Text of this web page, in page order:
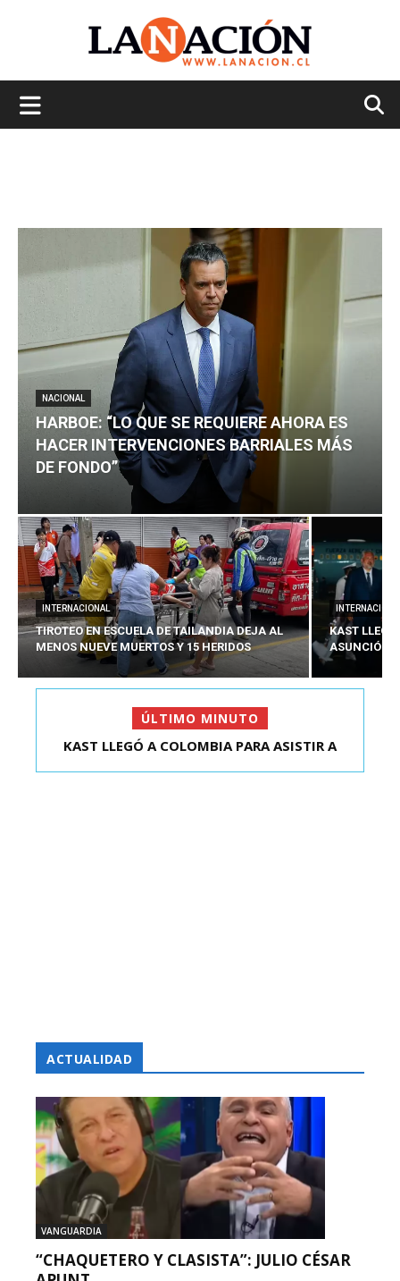
NACIONAL
HARBOE: “LO QUE SE REQUIERE AHORA ES
HACER INTERVENCIONES BARRIALES MÁS
DE FONDO”
INTERNACIONAL
TIROTEO EN ESCUELA DE TAILANDIA DEJA AL
MENOS NUEVE MUERTOS Y 15 HERIDOS
KAST
ASUNCIÓN
ÚLTIMO MINUTO
HARBOE: “LO QUE SE REQUIERE AHORA ES HACER
KAST LLEGÓ A COLOMBIA PARA ASISTIR A
ACTUALIDAD
VANGUARDIA
“CHAQUETERO Y CLASISTA”: JULIO CÉSAR